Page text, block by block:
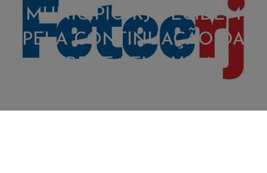
MUNICÍPIO RJ DECIDEM
PELA CONTINUAÇÃO DA
GREVE PELA VIDA